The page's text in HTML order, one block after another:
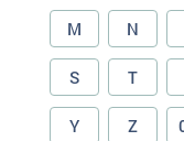
M N
S T
Y Z